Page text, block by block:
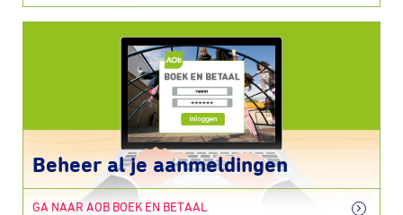
Beheer al je aanmeldingen
GA NAAR AOB BOEK EN BETAAL